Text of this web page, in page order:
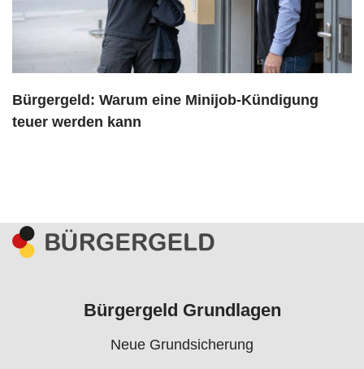
Bürgergeld: Warum eine Minijob-Kündigung
teuer werden kann
Bürgergeld Grundlagen
Neue Grundsicherung